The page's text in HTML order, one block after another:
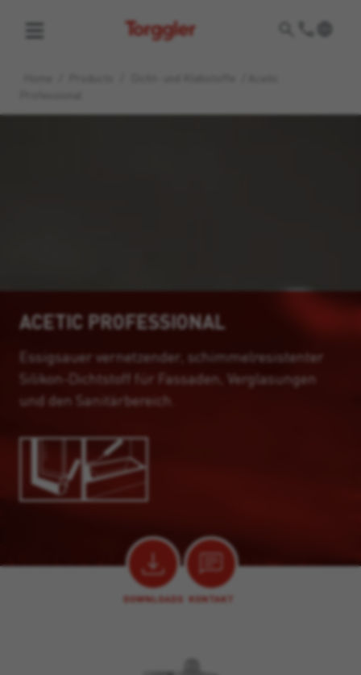
Torggler
ACETIC PROFESSIONAL
Essigsauer vernetzender, schimmelresistenter
Silikon-Dichtstoff für Fassaden, Verglasungen
und den Sanitärbereich.
DOWNLOADS KONTAKT